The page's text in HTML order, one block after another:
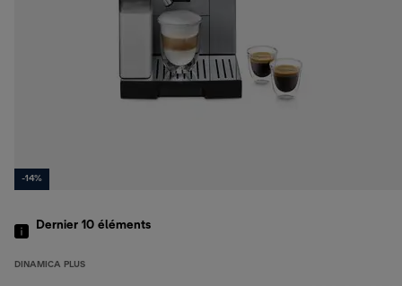
-14%
Dernier 10 éléments
DINAMICA PLUS